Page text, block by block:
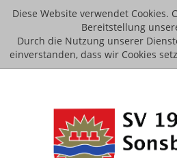
Diese Website verwendet Cookies.
Bereitstellung
Durch die Nutzung unserer
einverstanden, dass wir Cookies